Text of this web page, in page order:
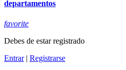
departamentos
favorite
Debes de estar registrado
Entrar| Registrarse